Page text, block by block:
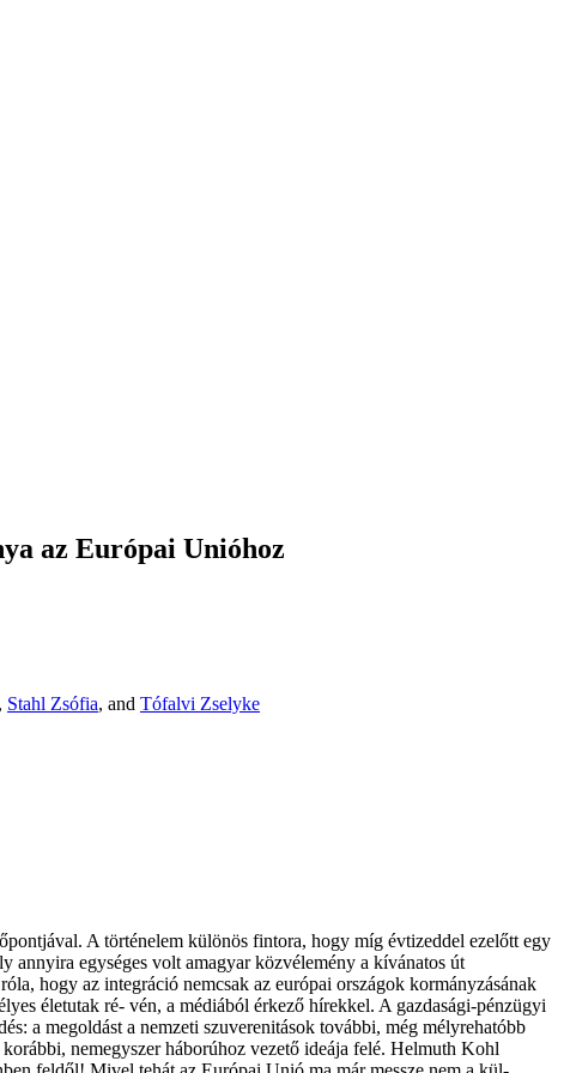
az Európai Unióhoz
, Stahl Zsófia, and Tófalvi Zselyke
A történelem különös fintora, hogy míg évtizeddel ezelőtt egy
egységes volt amagyar közvélemény a kívánatos út
hogy az integráció nemcsak az európai országok kormányzásának
életutak ré- vén, a médiából érkező hírekkel. A gazdasági-pénzügyi
a megoldást a nemzeti szuverenitások további, még mélyrehatóbb
nemegyszer háborúhoz vezető ideája felé. Helmuth Kohl